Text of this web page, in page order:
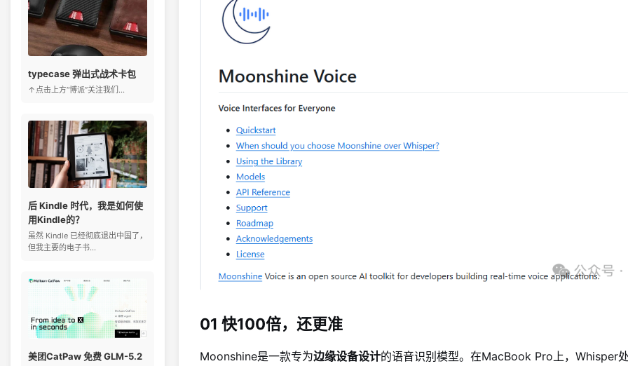
typecase 弹出式战术卡包
↑点击上方“博派”关注我们...
后 Kindle 时代，我是如何使
用Kindle的？
虽然 Kindle 已经彻底退出中国了，
但我主要的电子书...
美团CatPaw 免费 GLM-5.2
01 快100倍，还更准
Moonshine是一款专为边缘设备设计的语音识别模型。在MacBook Pro上，Whisper